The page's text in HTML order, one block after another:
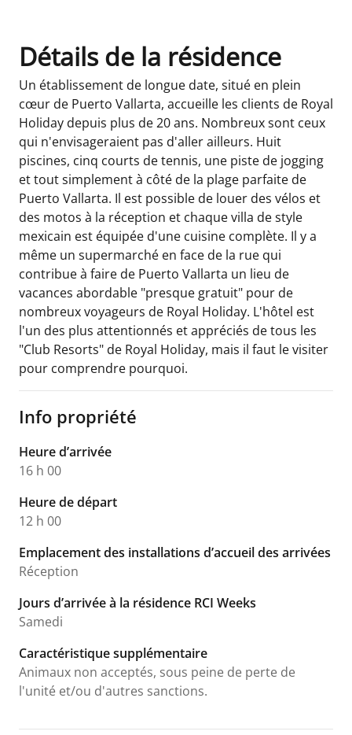
Détails de la résidence
Un établissement de longue date, situé en plein
cœur de Puerto Vallarta, accueille les clients de Royal
Holiday depuis plus de 20 ans. Nombreux sont ceux
qui n'envisageraient pas d'aller ailleurs. Huit
piscines, cinq courts de tennis, une piste de jogging
et tout simplement à côté de la plage parfaite de
Puerto Vallarta. Il est possible de louer des vélos et
des motos à la réception et chaque villa de style
mexicain est équipée d'une cuisine complète. Il y a
même un supermarché en face de la rue qui
contribue à faire de Puerto Vallarta un lieu de
vacances abordable "presque gratuit" pour de
nombreux voyageurs de Royal Holiday. L'hôtel est
l'un des plus attentionnés et appréciés de tous les
"Club Resorts" de Royal Holiday, mais il faut le visiter
pour comprendre pourquoi.
Info propriété
Heure d’arrivée
16 h 00
Heure de départ
12 h 00
Emplacement des installations d’accueil des arrivées
Réception
Jours d’arrivée à la résidence RCI Weeks
Samedi
Caractéristique supplémentaire
Animaux non acceptés, sous peine de perte de
l'unité et/ou d'autres sanctions.